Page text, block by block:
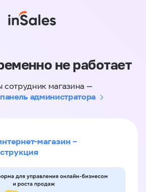
не работает
сотрудник магазина —
администратора
магазин –